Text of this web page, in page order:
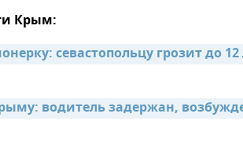
Крым:
севастопольцу грозит до 12
водитель задержан,